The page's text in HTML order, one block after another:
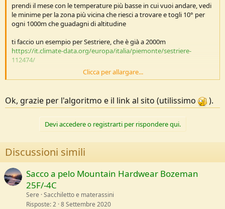
prendi il mese con le temperature più basse in cui vuoi andare, vedi
le minime per la zona più vicina che riesci a trovare e togli 10° per
ogni 1000m che guadagni di altitudine
ti faccio un esempio per Sestriere, che è già a 2000m
https://it.climate-data.org/europa/italia/piemonte/sestriere-
112474/
volessi mettere la tenda a 2800m zona Sestriere a metà ottobre
Clicca per allargare...
Ok, grazie per l'algoritmo e il link al sito (utilissimo ).
Devi accedere o registrarti per rispondere qui.
Discussioni simili
Sacco a pelo Mountain Hardwear Bozeman
25F/-4C
Sere Sacchiletto e materassini
Risposte 2 8 Settembre 2020